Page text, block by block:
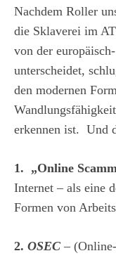
Nachdem Roller
die Sklaverei im
von der
unterscheidet,
den modernen
erkennen ist. Und
1. „Online
Internet – als eine
Formen von
2. OSEC –